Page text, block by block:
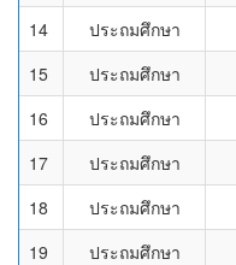
14
ประถมศึกษา
15
ประถมศึกษา
16
ประถมศึกษา
17
ประถมศึกษา
18
ประถมศึกษา
19
ประถมศึกษา